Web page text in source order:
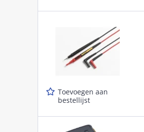
Toevoegen aan
bestellijst